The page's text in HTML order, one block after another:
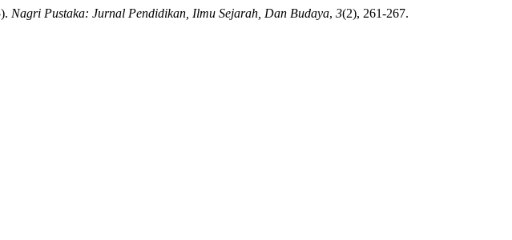
Nagri Pustaka: Jurnal Pendidikan, Ilmu Sejarah, Dan Budaya, 3(2), 261-267.